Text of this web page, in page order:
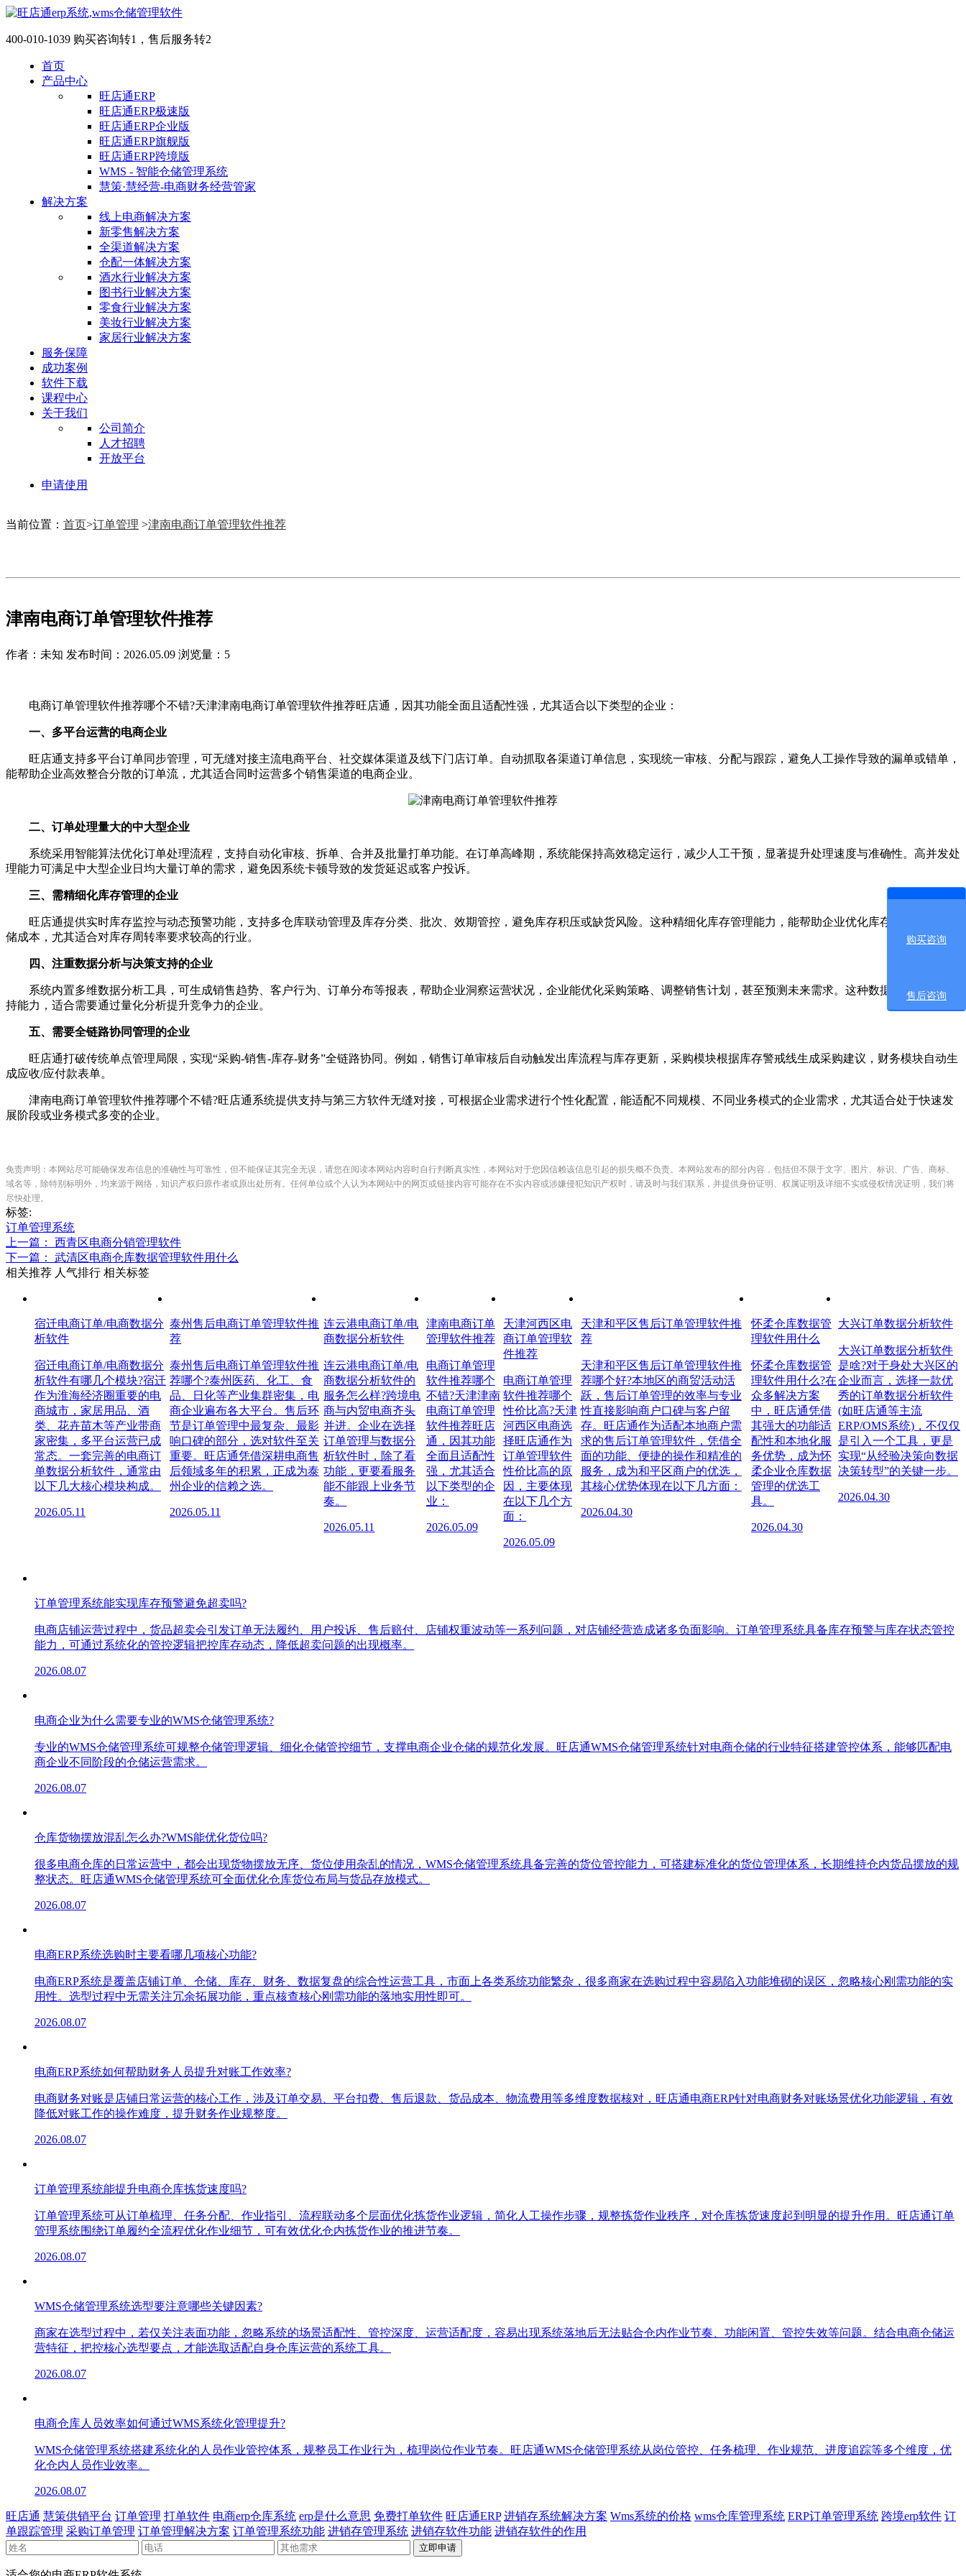
400-010-1039 购买咨询转1，售后服务转2
首页
产品中心
旺店通ERP
旺店通ERP极速版
旺店通ERP企业版
旺店通ERP旗舰版
旺店通ERP跨境版
WMS - 智能仓储管理系统
慧策·慧经营-电商财务经营管家
解决方案
线上电商解决方案
新零售解决方案
全渠道解决方案
仓配一体解决方案
酒水行业解决方案
图书行业解决方案
零食行业解决方案
美妆行业解决方案
家居行业解决方案
服务保障
成功案例
软件下载
课程中心
关于我们
公司简介
人才招聘
开放平台
申请使用
当前位置： 首页>订单管理 >津南电商订单管理软件推荐
津南电商订单管理软件推荐
作者：未知 发布时间：2026.05.09 浏览量：5
电商订单管理软件推荐哪个不错?天津津南电商订单管理软件推荐旺店通，因其功能全面且适配性强，尤其适合以下类型的企业：
一、多平台运营的电商企业
旺店通支持多平台订单同步管理，可无缝对接主流电商平台、社交媒体渠道及线下门店订单。自动抓取各渠道订单信息，实现统一审核、分配与跟踪，避免人工操作导致的漏单或错单，
能帮助企业高效整合分散的订单流，尤其适合同时运营多个销售渠道的电商企业。
二、订单处理量大的中大型企业
系统采用智能算法优化订单处理流程，支持自动化审核、拆单、合并及批量打单功能。在订单高峰期，系统能保持高效稳定运行，减少人工干预，显著提升处理速度与准确性。高并发处
理能力可满足中大型企业日均大量订单的需求，避免因系统卡顿导致的发货延迟或客户投诉。
三、需精细化库存管理的企业
旺店通提供实时库存监控与动态预警功能，支持多仓库联动管理及库存分类、批次、效期管控，避免库存积压或缺货风险。这种精细化库存管理能力，能帮助企业优化库存结构，降低仓
储成本，尤其适合对库存周转率要求较高的行业。
四、注重数据分析与决策支持的企业
系统内置多维数据分析工具，可生成销售趋势、客户行为、订单分布等报表，帮助企业洞察运营状况，企业能优化采购策略、调整销售计划，甚至预测未来需求。这种数据驱动的决策支
持能力，适合需要通过量化分析提升竞争力的企业。
五、需要全链路协同管理的企业
旺店通打破传统单点管理局限，实现“采购-销售-库存-财务”全链路协同。例如，销售订单审核后自动触发出库流程与库存更新，采购模块根据库存警戒线生成采购建议，财务模块自动生
成应收/应付款表单。
津南电商订单管理软件推荐哪个不错?旺店通系统提供支持与第三方软件无缝对接，可根据企业需求进行个性化配置，能适配不同规模、不同业务模式的企业需求，尤其适合处于快速发
展阶段或业务模式多变的企业。
免责声明：本网站尽可能确保发布信息的准确性与可靠性，但不能保证其完全无误，请您在阅读本网站内容时自行判断真实性，本网站对于您因信赖该信息引起的损失概不负责。本网站发布的部分内容，包括但不限于文字、图片、标识、广告、商标、
域名等，除特别标明外，均来源于网络，知识产权归原作者或原出处所有。任何单位或个人认为本网站中的网页或链接内容可能存在不实内容或涉嫌侵犯知识产权时，请及时与我们联系，并提供身份证明、权属证明及详细不实或侵权情况证明，我们将
尽快处理。
标签:
订单管理系统
上一篇： 西青区电商分销管理软件
下一篇： 武清区电商仓库数据管理软件用什么
相关推荐 人气排行 相关标签
宿迁电商订单/电商数据分
析软件
宿迁电商订单/电商数据分
析软件有哪几个模块?宿迁
作为淮海经济圈重要的电
商城市，家居用品、酒
类、花卉苗木等产业带商
家密集，多平台运营已成
常态。一套完善的电商订
单数据分析软件，通常由
以下几大核心模块构成。
2026.05.11
泰州售后电商订单管理软件推
荐
泰州售后电商订单管理软件推
荐哪个?泰州医药、化工、食
品、日化等产业集群密集，电
商企业遍布各大平台。售后环
节是订单管理中最复杂、最影
响口碑的部分，选对软件至关
重要。旺店通凭借深耕电商售
后领域多年的积累，正成为泰
州企业的信赖之选。
2026.05.11
连云港电商订单/电
商数据分析软件
连云港电商订单/电
商数据分析软件的
服务怎么样?跨境电
商与内贸电商齐头
并进。企业在选择
订单管理与数据分
析软件时，除了看
功能，更要看服务
能不能跟上业务节
奏。
2026.05.11
津南电商订单
管理软件推荐
电商订单管理
软件推荐哪个
不错?天津津南
电商订单管理
软件推荐旺店
通，因其功能
全面且适配性
强，尤其适合
以下类型的企
业：
2026.05.09
天津河西区电
商订单管理软
件推荐
电商订单管理
软件推荐哪个
性价比高?天津
河西区电商选
择旺店通作为
订单管理软件
性价比高的原
因，主要体现
在以下几个方
面：
2026.05.09
天津和平区售后订单管理软件推
荐
天津和平区售后订单管理软件推
荐哪个好?本地区的商贸活动活
跃，售后订单管理的效率与专业
性直接影响商户口碑与客户留
存。旺店通作为适配本地商户需
求的售后订单管理软件，凭借全
面的功能、便捷的操作和精准的
服务，成为和平区商户的优选，
其核心优势体现在以下几方面：
2026.04.30
怀柔仓库数据管
理软件用什么
怀柔仓库数据管
理软件用什么?在
众多解决方案
中，旺店通凭借
其强大的功能适
配性和本地化服
务优势，成为怀
柔企业仓库数据
管理的优选工
具。
2026.04.30
大兴订单数据分析软件
大兴订单数据分析软件
是啥?对于身处大兴区的
企业而言，选择一款优
秀的订单数据分析软件
(如旺店通等主流
ERP/OMS系统)，不仅仅
是引入一个工具，更是
实现“从经验决策向数据
决策转型”的关键一步。
2026.04.30
订单管理系统能实现库存预警避免超卖吗?
电商店铺运营过程中，货品超卖会引发订单无法履约、用户投诉、售后赔付、店铺权重波动等一系列问题，对店铺经营造成诸多负面影响。订单管理系统具备库存预警与库存状态管控
能力，可通过系统化的管控逻辑把控库存动态，降低超卖问题的出现概率。
2026.08.07
电商企业为什么需要专业的WMS仓储管理系统?
专业的WMS仓储管理系统可规整仓储管理逻辑、细化仓储管控细节，支撑电商企业仓储的规范化发展。旺店通WMS仓储管理系统针对电商仓储的行业特征搭建管控体系，能够匹配电
商企业不同阶段的仓储运营需求。
2026.08.07
仓库货物摆放混乱怎么办?WMS能优化货位吗?
很多电商仓库的日常运营中，都会出现货物摆放无序、货位使用杂乱的情况，WMS仓储管理系统具备完善的货位管控能力，可搭建标准化的货位管理体系，长期维持仓内货品摆放的规
整状态。旺店通WMS仓储管理系统可全面优化仓库货位布局与货品存放模式。
2026.08.07
电商ERP系统选购时主要看哪几项核心功能?
电商ERP系统是覆盖店铺订单、仓储、库存、财务、数据复盘的综合性运营工具，市面上各类系统功能繁杂，很多商家在选购过程中容易陷入功能堆砌的误区，忽略核心刚需功能的实
用性。选型过程中无需关注冗余拓展功能，重点核查核心刚需功能的落地实用性即可。
2026.08.07
电商ERP系统如何帮助财务人员提升对账工作效率?
电商财务对账是店铺日常运营的核心工作，涉及订单交易、平台扣费、售后退款、货品成本、物流费用等多维度数据核对，旺店通电商ERP针对电商财务对账场景优化功能逻辑，有效
降低对账工作的操作难度，提升财务作业规整度。
2026.08.07
订单管理系统能提升电商仓库拣货速度吗?
订单管理系统可从订单梳理、任务分配、作业指引、流程联动多个层面优化拣货作业逻辑，简化人工操作步骤，规整拣货作业秩序，对仓库拣货速度起到明显的提升作用。旺店通订单
管理系统围绕订单履约全流程优化作业细节，可有效优化仓内拣货作业的推进节奏。
2026.08.07
WMS仓储管理系统选型要注意哪些关键因素?
商家在选型过程中，若仅关注表面功能，忽略系统的场景适配性、管控深度、运营适配度，容易出现系统落地后无法贴合仓内作业节奏、功能闲置、管控失效等问题。结合电商仓储运
营特征，把控核心选型要点，才能选取适配自身仓库运营的系统工具。
2026.08.07
电商仓库人员效率如何通过WMS系统化管理提升?
WMS仓储管理系统搭建系统化的人员作业管控体系，规整员工作业行为，梳理岗位作业节奏。旺店通WMS仓储管理系统从岗位管控、任务梳理、作业规范、进度追踪等多个维度，优
化仓内人员作业效率。
2026.08.07
旺店通 慧策供销平台 订单管理 打单软件 电商erp仓库系统 erp是什么意思 免费打单软件 旺店通ERP 进销存系统解决方案 Wms系统的价格 wms仓库管理系统 ERP订单管理系统 跨境erp软件 订
单跟踪管理 采购订单管理 订单管理解决方案 订单管理系统功能 进销存管理系统 进销存软件功能 进销存软件的作用
立即申请
购买咨询
售后咨询